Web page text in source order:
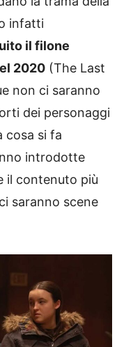
infatti
il filone
2020 (The Last
non ci saranno
dei personaggi
cosa si fa
introdotte
il contenuto più
saranno scene